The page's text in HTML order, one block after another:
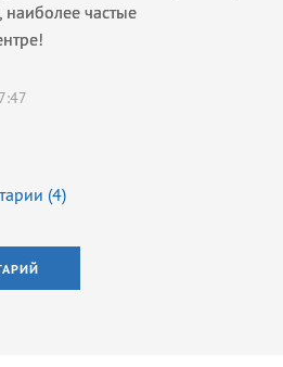
наиболее частые
(4)